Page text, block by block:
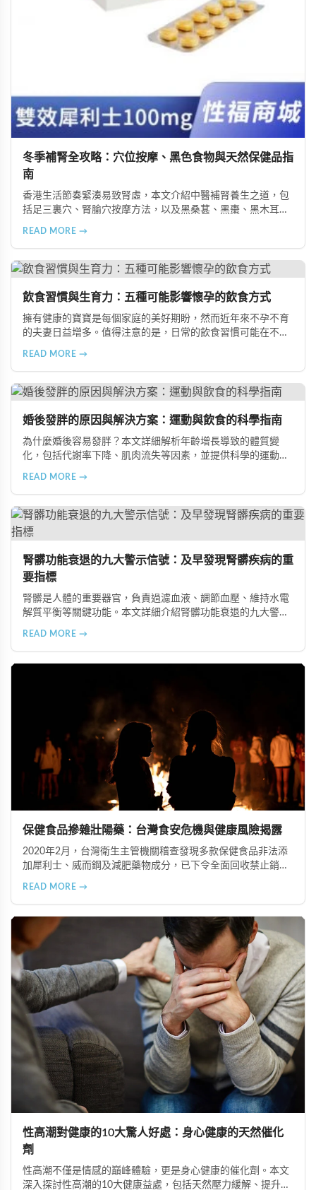
冬季補腎全攻略：穴位按摩、黑色食物與天然保健品指
南
香港生活節奏緊湊易致腎虛，本文介紹中醫補腎養生之道，包
括足三裏穴、腎腧穴按摩方法，以及黑桑葚、黑棗、黑木耳等
READ MORE →
飲食習慣與生育力：五種可能影響懷孕的飲食方式
擁有健康的寶寶是每個家庭的美好期盼，然而近年來不孕不育
的夫妻日益增多。值得注意的是，日常的飲食習慣可能在不知
擔，幫助準備懷孕的夫妻提升受孕機率。
READ MORE →
婚後發胖的原因與解決方案：運動與飲食的科學指南
為什麼婚後容易發胖？本文詳細解析年齡增長導致的體質變
化，包括代謝率下降、肌肉流失等因素，並提供科學的運動與
READ MORE →
腎髒功能衰退的九大警示信號：及早發現腎髒疾病的重
要指標
腎髒是人體的重要器官，負責過濾血液、調節血壓、維持水電
解質平衡等關鍵功能。本文詳細介紹腎髒功能衰退的九大警示
READ MORE →
保健食品摻雜壯陽藥：台灣食安危機與健康風險揭露
2020年2月，台灣衛生主管機關稽查發現多款保健食品非法添
加犀利士、威而鋼及減肥藥物成分，已下令全面回收禁止銷
READ MORE →
性高潮對健康的10大驚人好處：身心健康的天然催化
劑
性高潮不僅是情感的巔峰體驗，更是身心健康的催化劑。本文
深入探討性高潮的10大健康益處，包括天然壓力緩解、提升睡